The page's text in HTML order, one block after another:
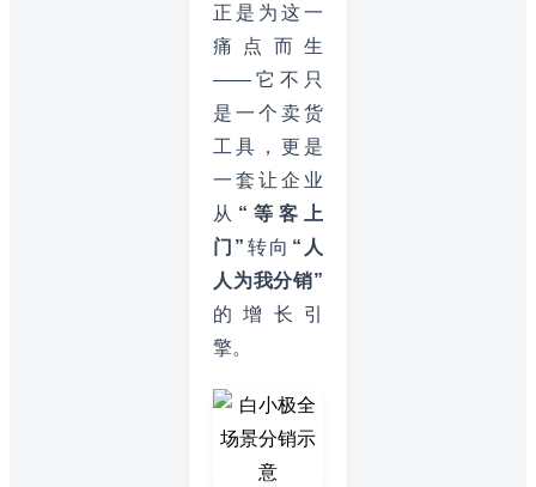
正是为这一
痛点而生
——它不只
是一个卖货
工具，更是
一套让企业
从 “等客上
门” 转向 “人
人为我分销”
的增长引
擎。